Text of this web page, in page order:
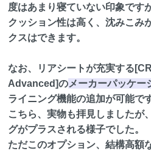
度はあまり寝ていない印象ですが
クッション性は高く、沈みこみ
クスはできます。
なお、リアシートが充実する
Advanced]のメーカーパッケー
ライニング機能の追加が可能です
こちら、実物も拝見しましたが
グがプラスされる様子でした。
ただこのオプション、結構高額